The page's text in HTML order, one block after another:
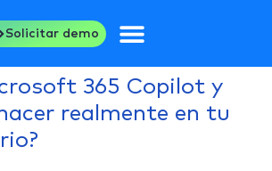
Solicitar demo
365 Copilot y
realmente en tu